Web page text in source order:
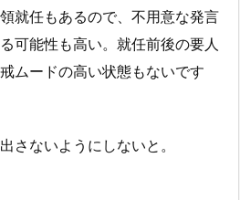
就任もあるので、不用意な発言
可能性も高い。就任前後の要人
ムードの高い状態もないです
さないようにしないと。